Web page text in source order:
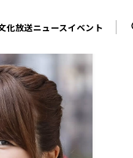
化放送ニュースイベント